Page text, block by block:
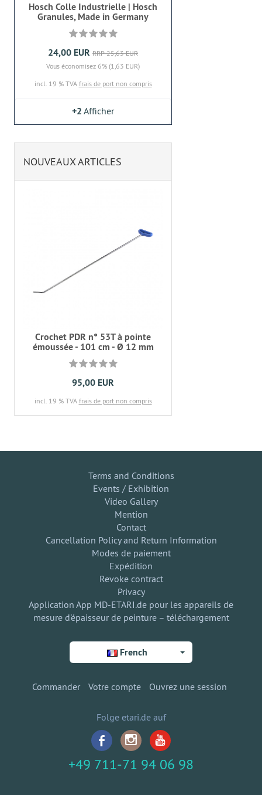
Hosch Colle Industrielle | Hosch
Granules, Made in Germany
24,00 EUR RRP 25,63 EUR
Vous économisez 6% (1,63 EUR)
incl. 19 % TVA frais de port non compris
+2 Afficher
NOUVEAUX ARTICLES
Crochet PDR n° 53T à pointe
émoussée - 101 cm - Ø 12 mm
95,00 EUR
incl. 19 % TVA frais de port non compris
Terms and Conditions
Events / Exhibition
Video Gallery
Mention
Contact
Cancellation Policy and Return Information
Modes de paiement
Expédition
Revoke contract
Privacy
Application App MD-ETARI.de pour les appareils de
mesure d'épaisseur de peinture – téléchargement
French
Commander Votre compte Ouvrez une session
Folge etari.de auf
+49 711-71 94 06 98